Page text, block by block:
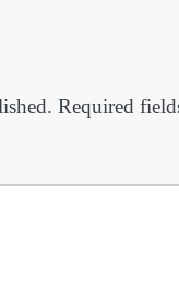
Required